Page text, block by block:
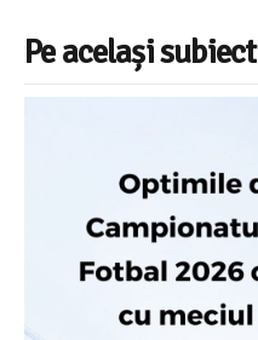
Pe același subiect